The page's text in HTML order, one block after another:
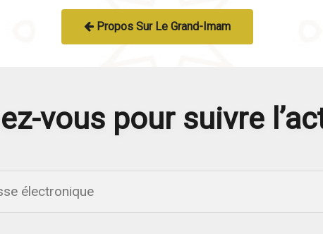
Propos Sur Le Grand-Imam
vous pour suivre